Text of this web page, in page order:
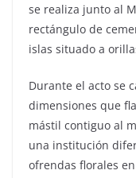
se realiza junto al
rectángulo de
islas situado a
Durante el acto se
dimensiones que
mástil contiguo al
una institución
ofrendas florales